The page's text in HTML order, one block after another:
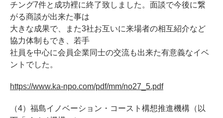
チング7件と成功裡に終了致しました。面談で今後に繋
がる商談が出来た事は
大きな成果で、また3社お互いに来場者の相互紹介など
協力体制もでき、若手
社員を中心に会員企業同士の交流も出来た有意義なイベ
ントでした。
https://www.ka-npo.com/pdf/mm/no27_5.pdf
（4）福島イノベーション・コースト構想推進機構（以